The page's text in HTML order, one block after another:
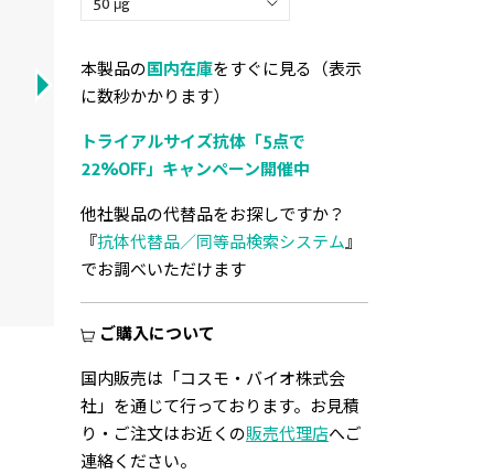
本製品の 国内在庫をすぐに見る（表示
に数秒かかります）
トライアルサイズ抗体「5点で
22%OFF」キャンペーン開催中
他社製品の代替品をお探しですか？
『抗体代替品／同等品検索システム』
でお調べいただけます
ご購入について
国内販売は「コスモ・バイオ株式会
社」を通じて行っております。お見積
り・ご注文はお近くの販売代理店へご
連絡ください。